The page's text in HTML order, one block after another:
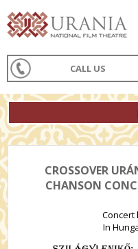
CALL US
CROSSOVER
CHANSON
Concert
In